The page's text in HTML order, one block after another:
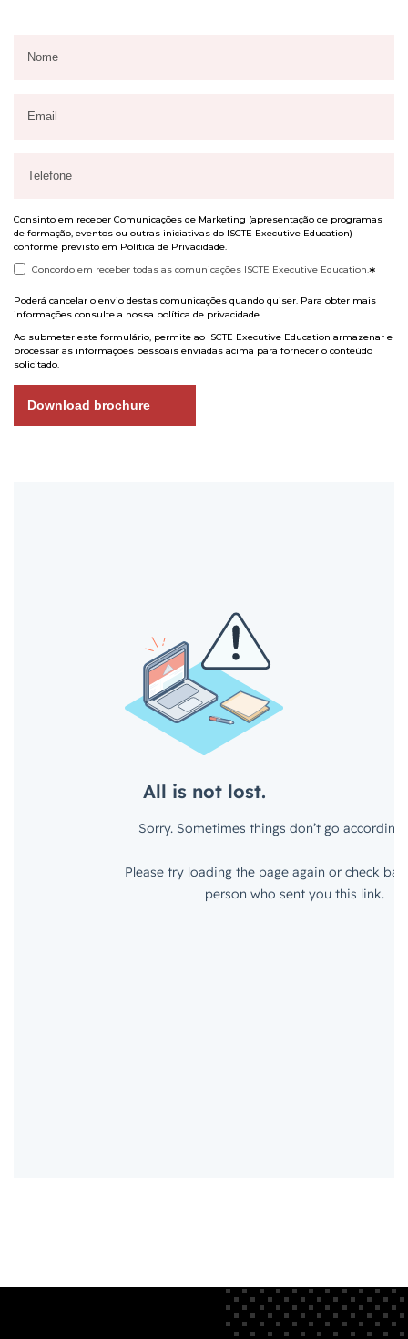
Consinto em receber Comunicações de Marketing (apresentação de programas
de formação, eventos ou outras iniciativas do ISCTE Executive Education)
conforme previsto em Política de Privacidade.
Concordo em receber todas as comunicações ISCTE Executive Education.*
Poderá cancelar o envio destas comunicações quando quiser. Para obter mais
informações consulte a nossa política de privacidade.
Ao submeter este formulário, permite ao ISCTE Executive Education armazenar e
processar as informações pessoais enviadas acima para fornecer o conteúdo
solicitado.